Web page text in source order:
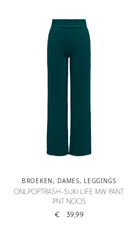
BROEKEN, DAMES, LEGGINGS
ONLPOPTRASH-SUKI LIFE MW PANT
PNT NOOS
€ 39,99